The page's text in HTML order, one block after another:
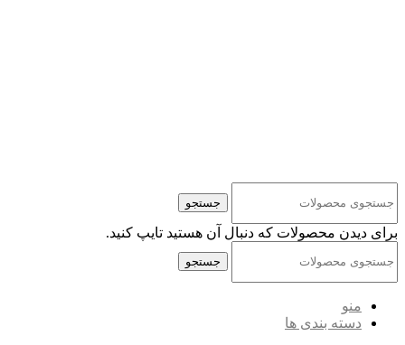
جستجو
برای دیدن محصولات که دنبال آن هستید تایپ کنید.
جستجو
منو
دسته بندی ها